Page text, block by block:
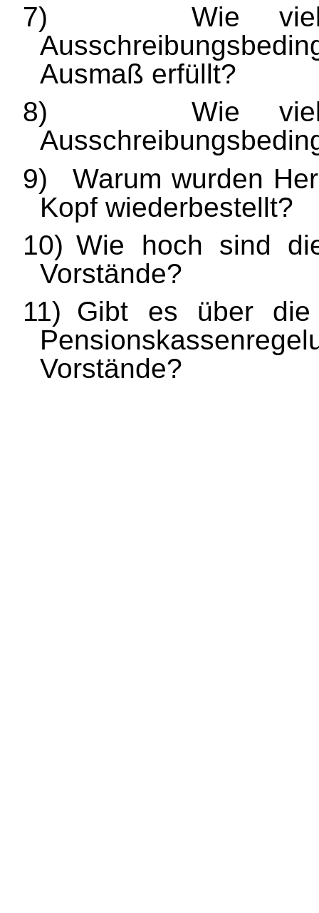
7)
Wie
Ausmaß erfüllt?
8)
Wie
9)
Warum wurden
Kopf wiederbestellt?
10) Wie hoch sind
Vorstände?
11)
Gibt es über die
Vorstände?